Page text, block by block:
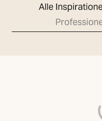
Alle